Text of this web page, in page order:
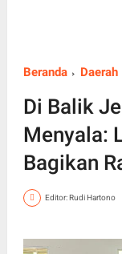
Beranda Daerah
Di Balik
Menyala:
Bagikan
Editor: Rudi Hartono